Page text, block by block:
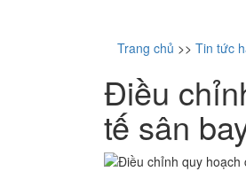
Trang chủ >> Tin tức
Điều
tế sân